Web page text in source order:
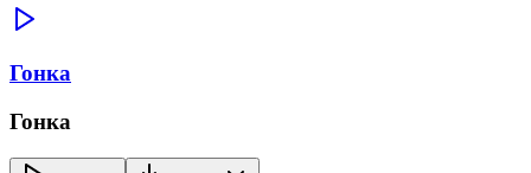
Гонка
Гонка